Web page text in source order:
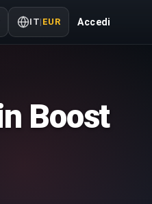
IT| EUR Accedi
Boost